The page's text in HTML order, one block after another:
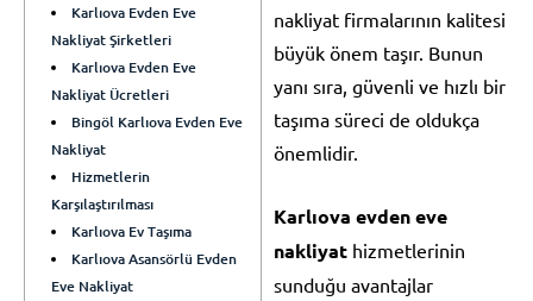
Karlıova Evden Eve
Nakliyat Şirketleri
Karlıova Evden Eve
Nakliyat Ücretleri
Bingöl Karlıova Evden Eve
Nakliyat
Hizmetlerin
Karşılaştırılması
Karlıova Ev Taşıma
Karlıova Asansörlü Evden
Eve Nakliyat
nakliyat firmalarının kalitesi
büyük önem taşır. Bunun
yanı sıra, güvenli ve hızlı bir
taşıma süreci de oldukça
önemlidir.
Karlıova evden eve
nakliyat hizmetlerinin
sunduğu avantajlar